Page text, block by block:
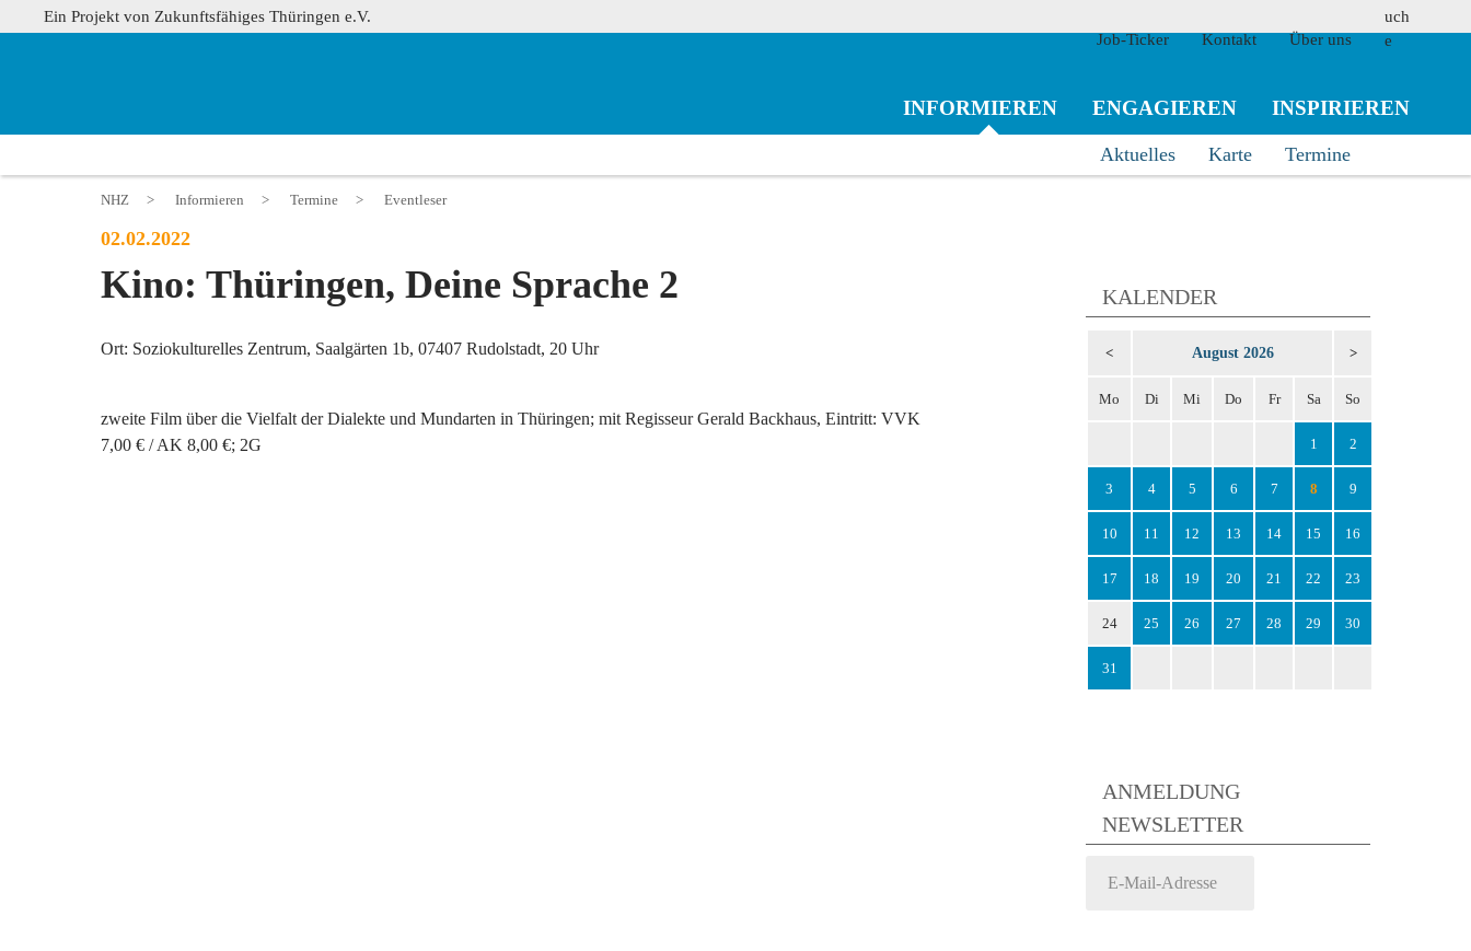
Ein Projekt von Zukunftsfähiges Thüringen e.V.
Job-Ticker
Kontakt Über uns
suchen
INFORMIEREN
Aktuelles Karte Termine
ENGAGIEREN INSPIRIEREN
NHZ > Informieren > Termine > Eventleser
02.02.2022
Kino: Thüringen, Deine Sprache 2
Ort: Soziokulturelles Zentrum, Saalgärten 1b, 07407 Rudolstadt, 20 Uhr
zweite Film über die Vielfalt der Dialekte und Mundarten in Thüringen; mit Regisseur Gerald Backhaus, Eintritt: VVK
7,00 € / AK 8,00 €; 2G
KALENDER
< August 2026 >
Mo Di Mi Do Fr Sa So
1 2
3 4 5 6 7 8 9
10 11 12 13 14 15 16
17 18 19 20 21 22 23
24 25 26 27 28 29 30
31
ANMELDUNG
NEWSLETTER